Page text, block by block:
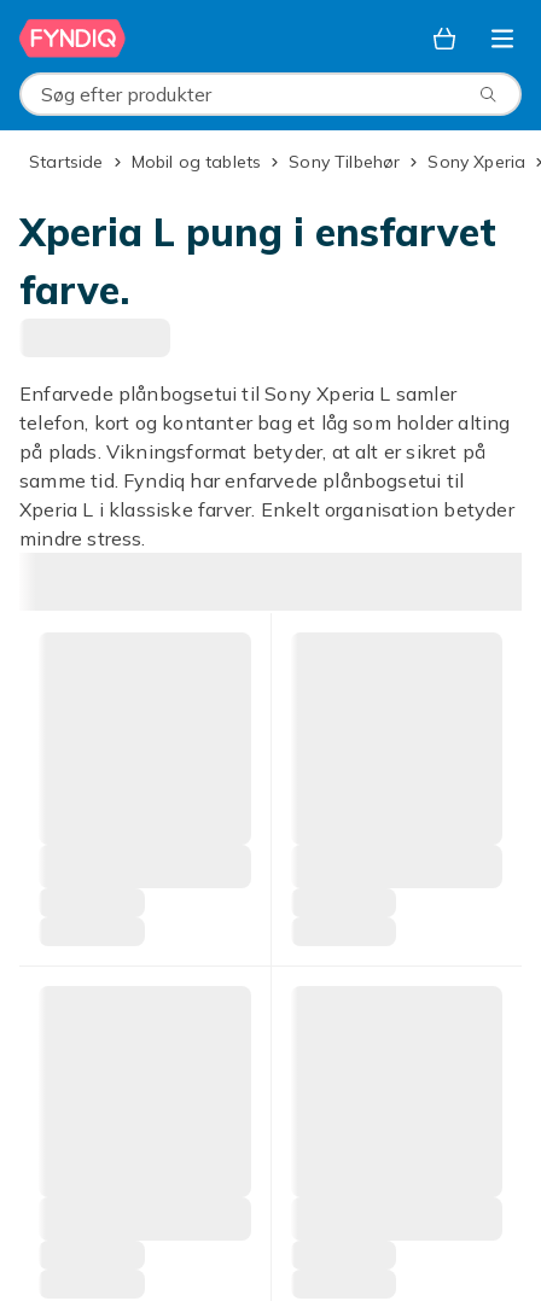
Spring til hovedindhold
Søg efter produkter
Startside Mobil og tablets Sony Tilbehør Sony Xperia
Xperia L pung i ensfarvet
farve.
Enfarvede plånbogsetui til Sony Xperia L samler
telefon, kort og kontanter bag et låg som holder alting
på plads. Vikningsformat betyder, at alt er sikret på
samme tid. Fyndiq har enfarvede plånbogsetui til
Xperia L i klassiske farver. Enkelt organisation betyder
mindre stress.